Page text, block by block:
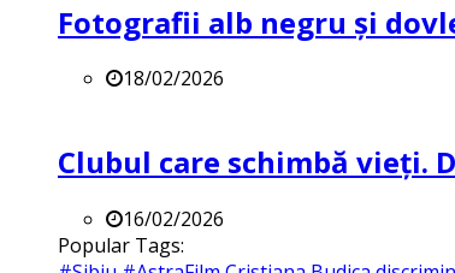
Fotografii alb negru și
18/02/2026
Clubul care schimbă vieți.
16/02/2026
Popular Tags: